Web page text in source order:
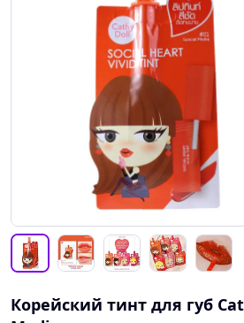
Корейский тинт для губ